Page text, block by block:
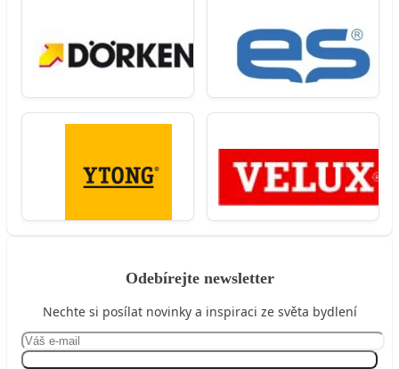
Odebírejte newsletter
Nechte si posílat novinky a inspiraci ze světa bydlení